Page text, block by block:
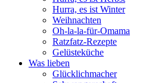
Hurra, es ist Winter
Weihnachten
Oh-la-la-für-Omama
Ratzfatz-Rezepte
Gelüsteküche
Was lieben
Glücklichmacher